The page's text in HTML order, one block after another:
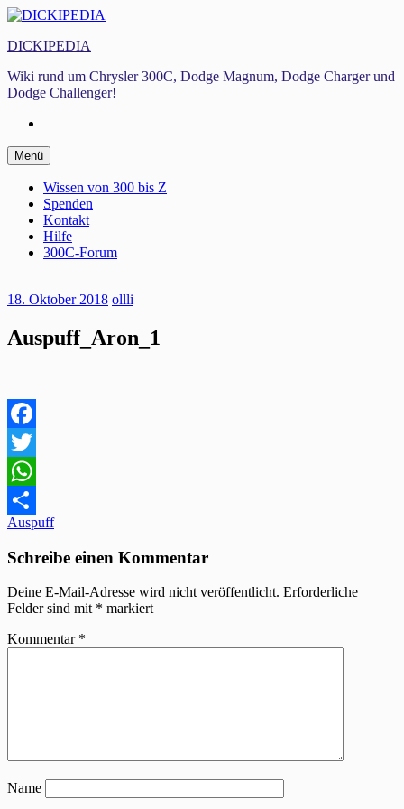
Zum
springen
DICKIPEDIA
Wiki rund um Chrysler 300C, Dodge Magnum, Dodge Charger und
Dodge Challenger!
Menü Zum
Inhalt
springen
Wissen von 300 bis Z
Spenden
Kontakt
Hilfe
300C-Forum
18. Oktober 2018 ollli
Auspuff_Aron_1
Facebook
Twitter
WhatsApp
Teilen
Beitragsnavigation
Auspuff
Schreibe einen Kommentar
Deine E-Mail-Adresse wird nicht veröffentlicht. Erforderliche
Felder sind mit * markiert
Kommentar *
Name